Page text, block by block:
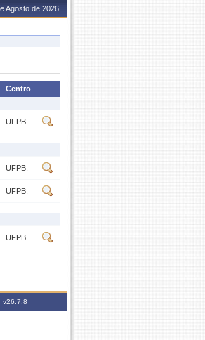
Agosto de 2026
Centro
UFPB.
UFPB.
UFPB.
UFPB.
v26.7.8